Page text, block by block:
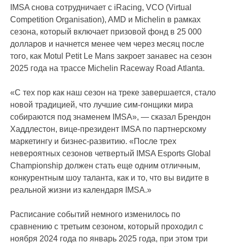
IMSA снова сотрудничает с iRacing, VCO (Virtual
Competition Organisation), AMD и Michelin в рамках
сезона, который включает призовой фонд в 25 000
долларов и начнется менее чем через месяц после
того, как Motul Petit Le Mans закроет занавес на сезон
2025 года на трассе Michelin Raceway Road Atlanta.
«С тех пор как наш сезон на треке завершается, стало
новой традицией, что лучшие сим-гонщики мира
собираются под знаменем IMSA», — сказал Брендон
Хаддлестон, вице-президент IMSA по партнерскому
маркетингу и бизнес-развитию. «После трех
невероятных сезонов четвертый IMSA Esports Global
Championship должен стать еще одним отличным,
конкурентным шоу таланта, как и то, что вы видите в
реальной жизни из календаря IMSA.»
Расписание событий немного изменилось по
сравнению с третьим сезоном, который проходил с
ноября 2024 года по январь 2025 года, при этом три